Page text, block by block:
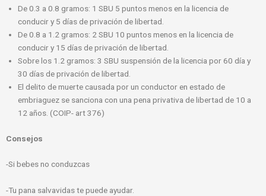
De 0.3 a 0.8 gramos: 1 SBU 5 puntos menos en la licencia de
conducir y 5 días de privación de libertad.
De 0.8 a 1.2 gramos: 2 SBU 10 puntos menos en la licencia de
conducir y 15 días de privación de libertad.
Sobre los 1.2 gramos: 3 SBU suspensión de la licencia por 60 día y
30 días de privación de libertad.
El delito de muerte causada por un conductor en estado de
embriaguez se sanciona con una pena privativa de libertad de 10 a
12 años. (COIP- art 376)
Consejos
-Si bebes no conduzcas
-Tu pana salvavidas te puede ayudar.